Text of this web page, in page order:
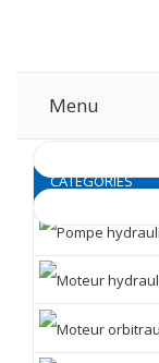
Menu
CATEGORIES